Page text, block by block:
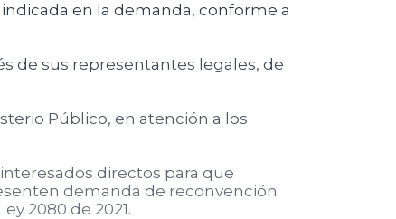
en la demanda, conforme a
de sus representantes legales, de
Público, en atención a los
directos para que
demanda de reconvención
2080 de 2021.